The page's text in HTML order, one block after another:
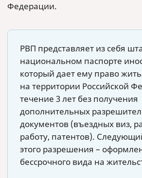
Федерации.
РВП представляет из себя
национальном паспорте
который дает ему право
на территории Российской
течение 3 лет без получения
дополнительных
документов (въездных виз,
работу, патентов).
этого разрешения –
бессрочного вида на